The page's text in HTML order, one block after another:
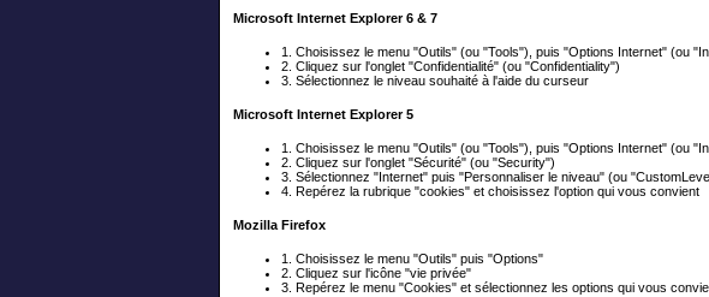
Microsoft Internet Explorer 6 & 7
1. Choisissez le menu "Outils" (ou "Tools"), puis "Options Internet" (ou
2. Cliquez sur l'onglet "Confidentialité" (ou "Confidentiality")
3. Sélectionnez le niveau souhaité à l'aide du curseur
Microsoft Internet Explorer 5
1. Choisissez le menu "Outils" (ou "Tools"), puis "Options Internet" (ou
2. Cliquez sur l'onglet "Sécurité" (ou "Security")
3. Sélectionnez "Internet" puis "Personnaliser le niveau" (ou
4. Repérez la rubrique "cookies" et choisissez l'option qui vous convient
Mozilla Firefox
1. Choisissez le menu "Outils" puis "Options"
2. Cliquez sur l'icône "vie privée"
3. Repérez le menu "Cookies" et sélectionnez les options qui vous